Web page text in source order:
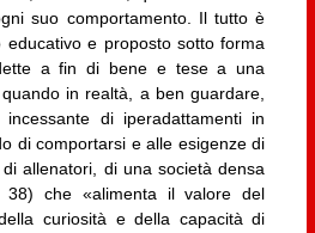
suo comportamento. Il tutto è
educativo e proposto sotto forma
a fin di bene e tese a una
in realtà, a ben guardare,
di iperadattamenti in
di comportarsi e alle esigenze di
allenatori, di una società densa
38) che «alimenta il valore del
curiosità e della capacità di